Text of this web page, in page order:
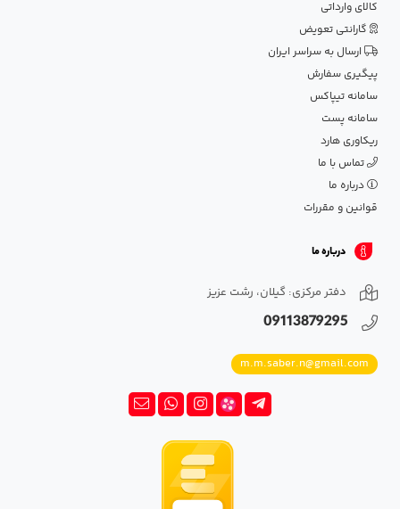
کالای وارداتی
گارانتی تعویض
ارسال به سراسر ایران
پیگیری سفارش
سامانه تیپاکس
سامانه پست
ریکاوری هارد
تماس با ما
درباره ما
قوانین و مقررات
درباره ما
دفتر مرکزی: گیلان، رشت عزیز
09113879295
m.m.saber.n@gmail.com